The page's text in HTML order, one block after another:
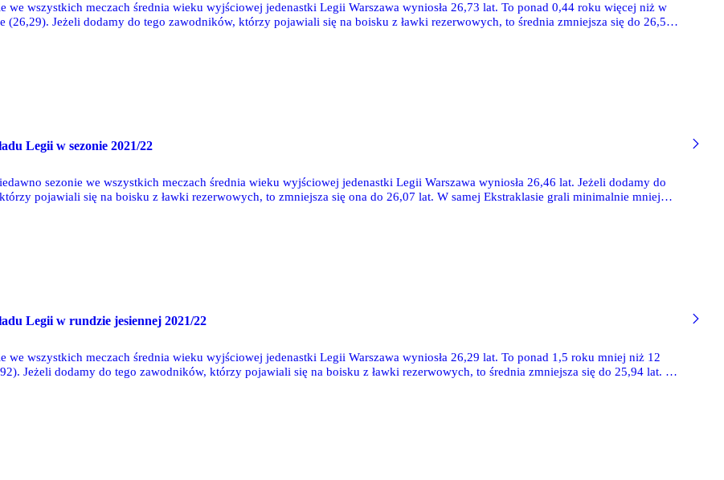
we wszystkich meczach średnia wieku wyjściowej jedenastki Legii Warszawa wyniosła 26,73 lat. To ponad 0,44 roku więcej niż w
(26,29). Jeżeli dodamy do tego zawodników, którzy pojawiali się na boisku z ławki rezerwowych, to średnia zmniejsza się do 26,58
Legii w sezonie 2021/22
sezonie we wszystkich meczach średnia wieku wyjściowej jedenastki Legii Warszawa wyniosła 26,46 lat. Jeżeli dodamy do
pojawiali się na boisku z ławki rezerwowych, to zmniejsza się ona do 26,07 lat. W samej Ekstraklasie grali minimalnie mniej
Legii w rundzie jesiennej 2021/22
we wszystkich meczach średnia wieku wyjściowej jedenastki Legii Warszawa wyniosła 26,29 lat. To ponad 1,5 roku mniej niż 12
Jeżeli dodamy do tego zawodników, którzy pojawiali się na boisku z ławki rezerwowych, to średnia zmniejsza się do 25,94 lat. W